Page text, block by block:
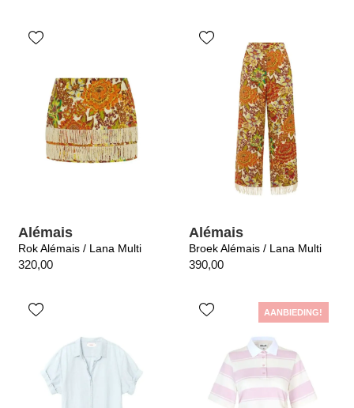
Alémais
Rok Alémais / Lana Multi
320,00
Alémais
Broek Alémais / Lana Multi
390,00
AANBIEDING!